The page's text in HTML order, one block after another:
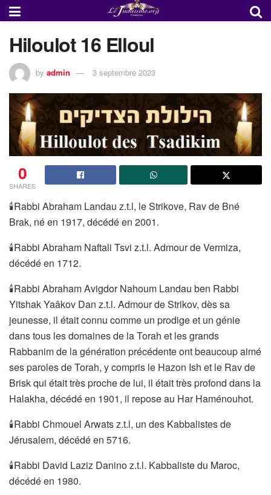
Hiloulot 16 Elloul
by admin 3 septembre 2023
0
SHARES
🕯Rabbi Abraham Landau z.t.l, le Strikove, Rav de Bné
Brak, né en 1917, décédé en 2001.
🕯Rabbi Abraham Naftali Tsvi z.t.l. Admour de Vermiza,
décédé en 1712.
🕯Rabbi Abraham Avigdor Nahoum Landau ben Rabbi
Yitshak Yaâkov Dan z.t.l. Admour de Strikov, dès sa
jeunesse, il était connu comme un prodige et un génie
dans tous les domaines de la Torah et les grands
Rabbanim de la génération précédente ont beaucoup aimé
ses paroles de Torah, y compris le Hazon Ish et le Rav de
Brisk qui était très proche de lui, il était très profond dans la
Halakha, décédé en 1901, il repose au Har Haménouhot.
🕯Rabbi Chmouel Arwats z.t.l, un des Kabbalistes de
Jérusalem, décédé en 5716.
🕯Rabbi David Laziz Danino z.t.l. Kabbaliste du Maroc,
décédé en 1980.